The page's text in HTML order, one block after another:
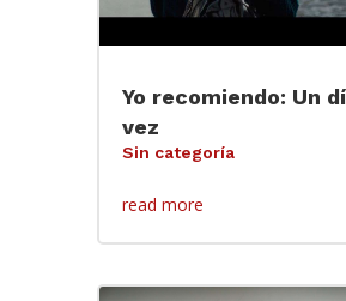
Yo recomiendo: Un
vez
Sin categoría
read more